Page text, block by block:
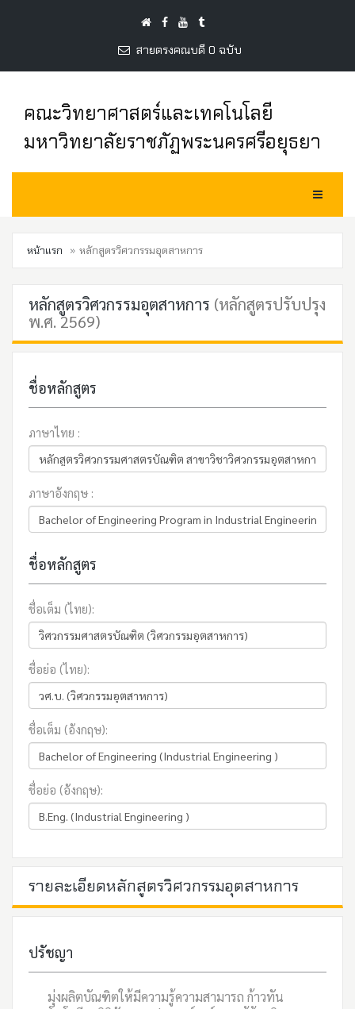
สายตรงคณบดี 0 ฉบับ
คณะวิทยาศาสตร์และเทคโนโลยี
มหาวิทยาลัยราชภัฏพระนครศรีอยุธยา
Toggle
หน้าแรก หลักสูตรวิศวกรรมอุตสาหการ
หลักสูตรวิศวกรรมอุตสาหการ (หลักสูตรปรับปรุง
พ.ศ. 2569)
ชื่อหลักสูตร
ภาษาไทย :
ภาษาอังกฤษ :
ชื่อหลักสูตร
ชื่อเต็ม (ไทย):
ชื่อย่อ (ไทย):
ชื่อเต็ม (อังกฤษ):
ชื่อย่อ (อังกฤษ):
รายละเอียดหลักสูตรวิศวกรรมอุตสาหการ
ปรัชญา
มุ่งผลิตบัณฑิตให้มีความรู้ความสามารถ ก้าวทัน